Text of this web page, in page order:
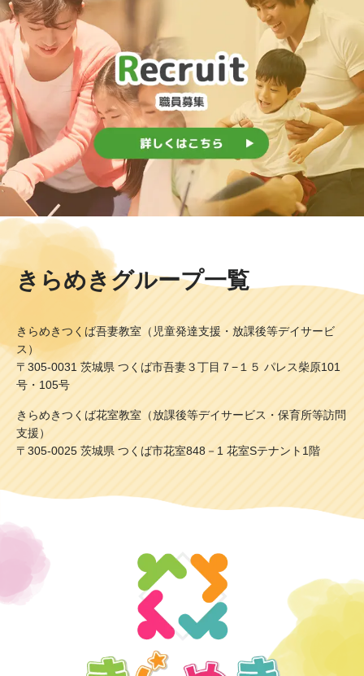
きらめきグループ一覧
きらめきつくば吾妻教室（児童発達支援・放課後等デイサービ
ス）
〒305-0031 茨城県 つくば市吾妻３丁目７−１５ パレス柴原101
号・105号
きらめきつくば花室教室（放課後等デイサービス・保育所等訪問
支援）
〒305-0025 茨城県 つくば市花室848－1 花室Sテナント1階